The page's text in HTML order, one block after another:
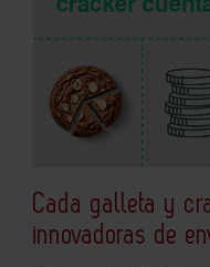
Cada galleta y
innovadoras de